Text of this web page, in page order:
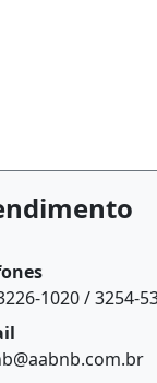
1020 / 3254-